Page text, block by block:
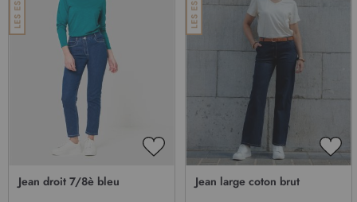
AJOUTER
Jean droit 7/8è bleu Jean large coton brut